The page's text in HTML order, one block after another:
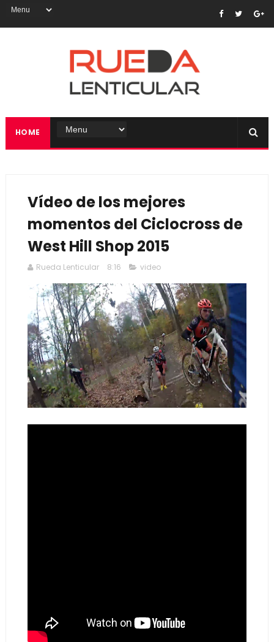
HOME
Vídeo de los mejores
momentos del Ciclocross de
West Hill Shop 2015
Rueda Lenticular 8:16 video